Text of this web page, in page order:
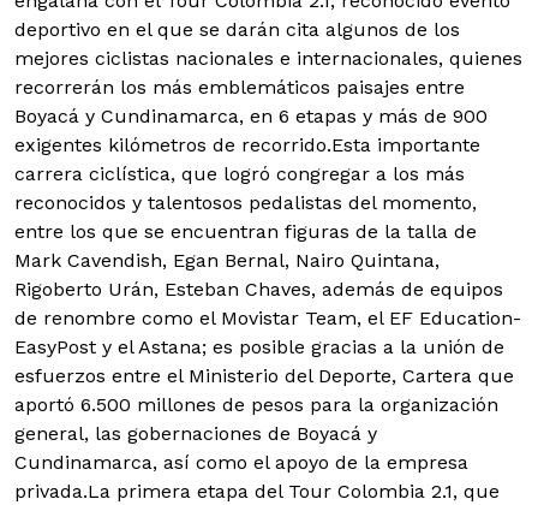
deportivo en el que se darán cita algunos de los
mejores ciclistas nacionales e internacionales, quienes
recorrerán los más emblemáticos paisajes entre
Boyacá y Cundinamarca, en 6 etapas y más de 900
exigentes kilómetros de recorrido.Esta importante
carrera ciclística, que logró congregar a los más
reconocidos y talentosos pedalistas del momento,
entre los que se encuentran figuras de la talla de
Mark Cavendish, Egan Bernal, Nairo Quintana,
Rigoberto Urán, Esteban Chaves, además de equipos
de renombre como el Movistar Team, el EF Education-
EasyPost y el Astana; es posible gracias a la unión de
esfuerzos entre el Ministerio del Deporte, Cartera que
aportó 6.500 millones de pesos para la organización
general, las gobernaciones de Boyacá y
Cundinamarca, así como el apoyo de la empresa
privada.La primera etapa del Tour Colombia 2.1, que